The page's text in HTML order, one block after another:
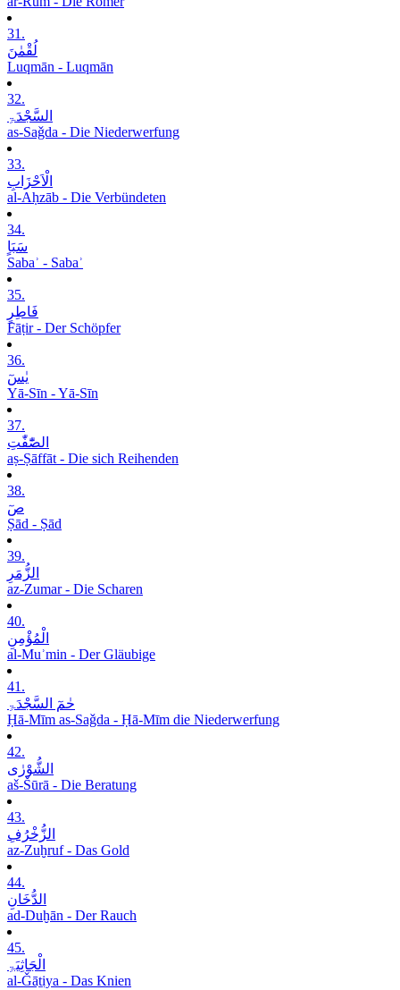
31.
لُقْمٰنَ
Luqmān - Luqmān
32.
السَّجْدَۃِ
as-Saǧda - Die Niederwerfung
33.
الْاَحْزَابِ
al-Aḥzāb - Die Verbündeten
34.
سَبَاٍ
Sabaʾ - Sabaʾ
35.
فَاطِرٍ
Fāṭir - Der Schöpfer
36.
یٰسٓ
Yā-Sīn - Yā-Sīn
37.
الصّٰٓفّٰتِ
aṣ-Ṣāffāt - Die sich Reihenden
38.
صٓ
Ṣād - Ṣād
39.
الزُّمَرِ
az-Zumar - Die Scharen
40.
الْمُؤْمِنِ
al-Muʾmin - Der Gläubige
41.
حٰمٓ السَّجْدَۃِ
Ḥā-Mīm as-Saǧda - Ḥā-Mīm die Niederwerfung
42.
الشُّوْرٰی
aš-Šūrā - Die Beratung
43.
الزُّخْرُفِ
az-Zuḫruf - Das Gold
44.
الدُّخَانِ
ad-Duḫān - Der Rauch
45.
الْجَاثِیَۃِ
al-Ǧāṯiya - Das Knien